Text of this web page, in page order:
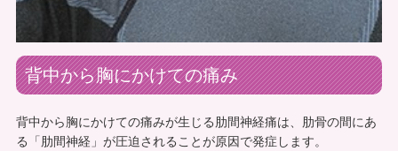
背中から胸にかけての痛み
背中から胸にかけての痛みが生じる肋間神経痛は、肋骨の間にあ
る「肋間神経」が圧迫されることが原因で発症します。